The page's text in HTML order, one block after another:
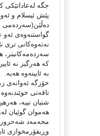
جگە
پێش ئیسلام و
دەڵێن(سەردەمی
گواستنەوەی ئەو
نەتەوەکانی تری
سەردەمەکانیتر،
کە هەرگیز نە
بە ئایینەوە هەیە.
خۆزگە ئەوانەی
تاقەتی
شتیان نییە،
محەمەد
وڕیفۆرمخوازی